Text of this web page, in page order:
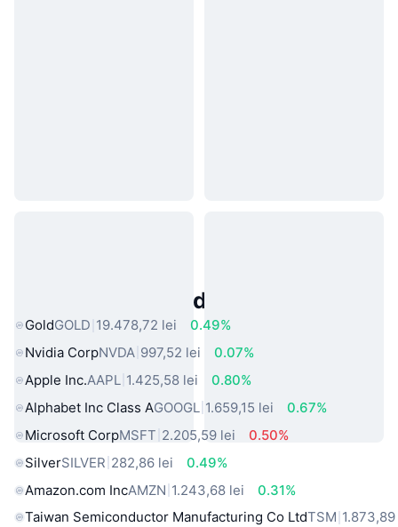
Active Populare din Lumea Reală
GoldGOLD 19.478,72 lei
0.49%
Nvidia CorpNVDA 997,52 lei
0.07%
Apple Inc.AAPL 1.425,58 lei
0.80%
Alphabet Inc Class AGOOGL 1.659,15 lei
0.67%
Microsoft CorpMSFT 2.205,59 lei
0.50%
SilverSILVER 282,86 lei
0.49%
Amazon.com IncAMZN 1.243,68 lei
0.31%
Taiwan Semiconductor Manufacturing Co LtdTSM